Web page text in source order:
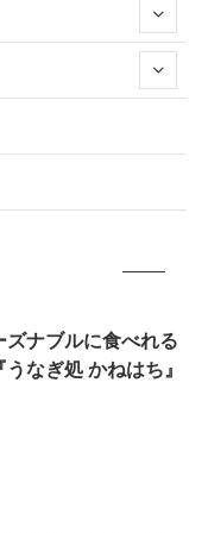
ズナブルに食べれる
なぎ処 かねはち』